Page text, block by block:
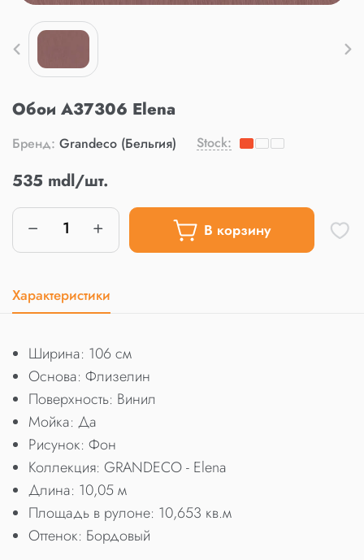
Обои A37306 Elena
Бренд: Grandeco (Бельгия) Stock:
535 mdl/шт.
В корзину
Характеристики
Ширина: 106 см
Основа: Флизелин
Поверхность: Винил
Мойка: Да
Рисунок: Фон
Коллекция: GRANDECO - Elena
Длина: 10,05 м
Площадь в рулоне: 10,653 кв.м
Оттенок: Бордовый